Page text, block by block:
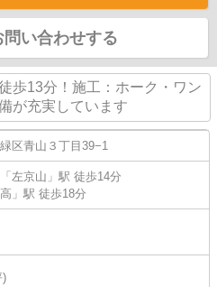
問い合わせする
歩13分！施工：ホーク・ワン
が充実しています
区青山 ３丁目39−1
「 左京山 」駅 徒歩14分
」駅 徒歩18分
)